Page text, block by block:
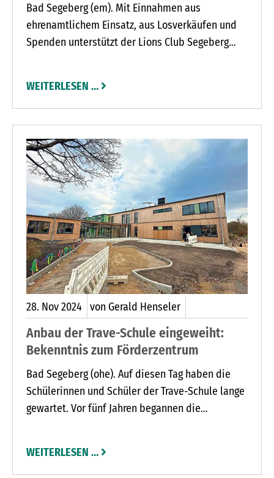
Bad Segeberg (em). Mit Einnahmen aus
ehrenamtlichem Einsatz, aus Losverkäufen und
Spenden unterstützt der Lions Club Segeberg
allein bei der großen Lions-Tombola in diesem
Sommer mehr als 20.000 Euro eingenommen
worden – eine gute Grundlage, dass der Club
weiter helfend in der Region aktiv sein kann.
WEITERLESEN …
28. Nov2024 von Gerald Henseler
Anbau der Trave-Schule eingeweiht:
Bekenntnis zum Förderzentrum
Bad Segeberg (ohe). Auf diesen Tag haben die
Schülerinnen und Schüler der Trave-Schule lange
gewartet. Vor fünf Jahren begannen die
Millionen-Euro-Bau feierlich ein. Bis zum Einzug
WEITERLESEN …